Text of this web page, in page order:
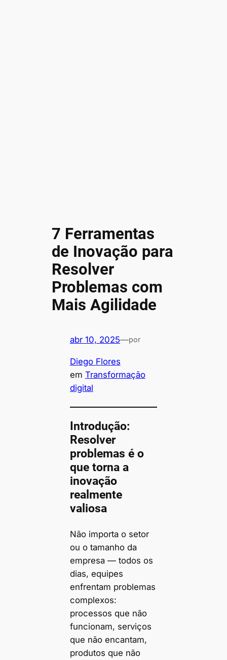
7 Ferramentas
de Inovação para
Resolver
Problemas com
Mais Agilidade
abr 10, 2025—por
Diego Flores
em Transformação
digital
Introdução:
Resolver
problemas é o
que torna a
inovação
realmente
valiosa
Não importa o setor
ou o tamanho da
empresa — todos os
dias, equipes
enfrentam problemas
complexos:
processos que não
funcionam, serviços
que não encantam,
produtos que não